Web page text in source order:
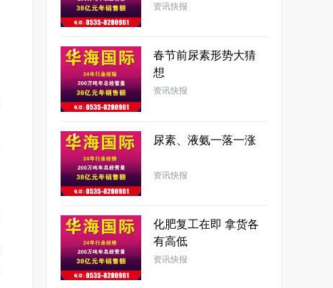
资讯快报
1
春节前尿素形势大猜
想
资讯快报
1 尿素、液氨一落一涨
资讯快报
1
化肥复工在即 拿货各
有高低
资讯快报